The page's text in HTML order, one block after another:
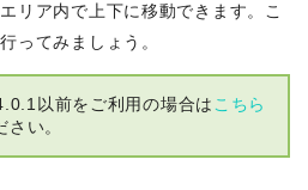
リア内で上下に移動できます。こ
ってみましょう。
以前をご利用の場合は こちら
い。